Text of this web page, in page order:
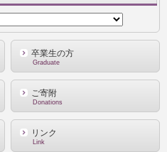
卒業生の方
Graduate
ご寄附
Donations
リンク
Link